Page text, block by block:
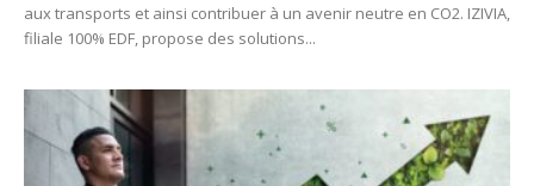
aux transports et ainsi contribuer à un avenir neutre en CO2. IZIVIA,
filiale 100% EDF, propose des solutions...